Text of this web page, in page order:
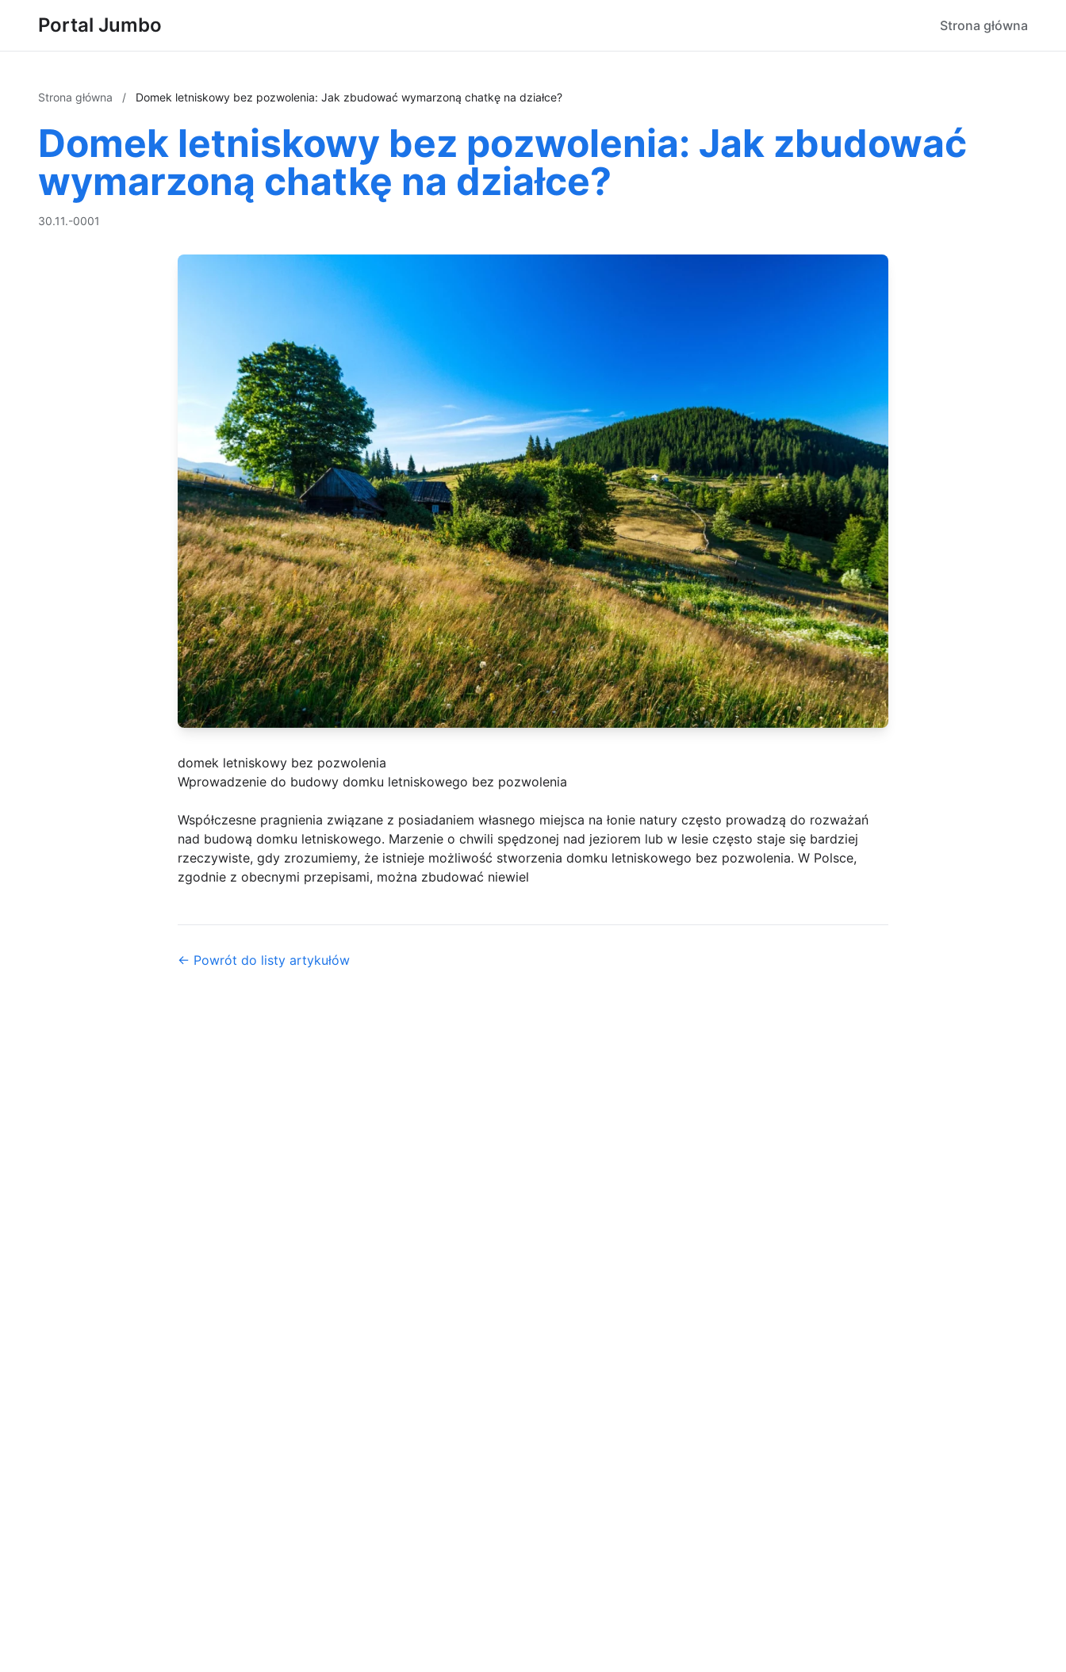
Portal Jumbo Strona główna
Strona główna / Domek letniskowy bez pozwolenia: Jak zbudować wymarzoną chatkę na działce?
Domek letniskowy bez pozwolenia: Jak zbudować
wymarzoną chatkę na działce?
30.11.-0001
domek letniskowy bez pozwolenia
Wprowadzenie do budowy domku letniskowego bez pozwolenia
Współczesne pragnienia związane z posiadaniem własnego miejsca na łonie natury często prowadzą do rozważań
nad budową domku letniskowego. Marzenie o chwili spędzonej nad jeziorem lub w lesie często staje się bardziej
rzeczywiste, gdy zrozumiemy, że istnieje możliwość stworzenia domku letniskowego bez pozwolenia. W Polsce,
zgodnie z obecnymi przepisami, można zbudować niewiel
← Powrót do listy artykułów